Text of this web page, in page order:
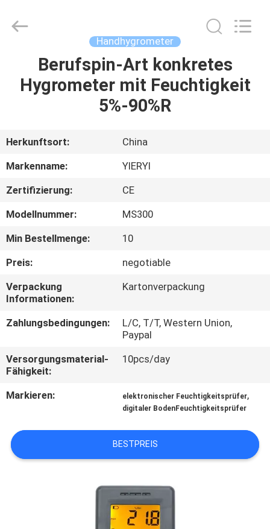
STARTSEITE
ÜBER
UNS
FABRIK
TOUR
QUALITÄTSKONTROLLE
KONTAKT
ALLE
FÄLLE
SITEMAP
Technology
Handhygrometer
Berufspin-Art konkretes
Hygrometer mit Feuchtigkeit
5%-90%R
Herkunftsort:
China
Markenname:
YIERYI
Zertifizierung:
CE
Modellnummer:
MS300
Min Bestellmenge:
10
Preis:
negotiable
Verpackung
Informationen:
Kartonverpackung
Zahlungsbedingungen:
L/C, T/T, Western Union,
Paypal
Versorgungsmaterial-
Fähigkeit:
10pcs/day
Markieren: elektronischer Feuchtigkeitsprüfer,
digitaler BodenFeuchtigkeitsprüfer
BESTPREIS